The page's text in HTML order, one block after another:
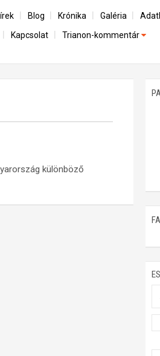
társadalom
működéséről
Blog Krónika Galéria
Kapcsolat Trianon-kommentár
különböző